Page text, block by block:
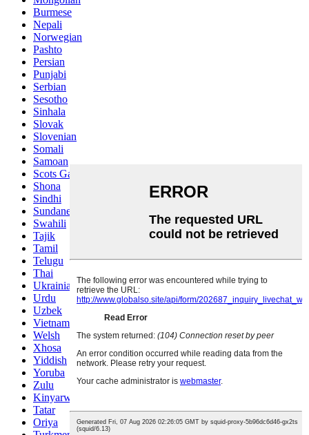
Burmese
Nepali
Norwegian
Pashto
Persian
Punjabi
Serbian
Sesotho
Sinhala
Slovak
Slovenian
Somali
Samoan
Scots Gaelic
Shona
Sindhi
Sundanese
Swahili
Tajik
Tamil
Telugu
Thai
Ukrainian
Urdu
Uzbek
Vietnamese
Welsh
Xhosa
Yiddish
Yoruba
Zulu
Kinyarwanda
Tatar
Oriya